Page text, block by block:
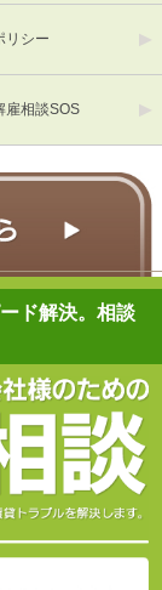
リシー
雇相談SOS
ド解決。相談